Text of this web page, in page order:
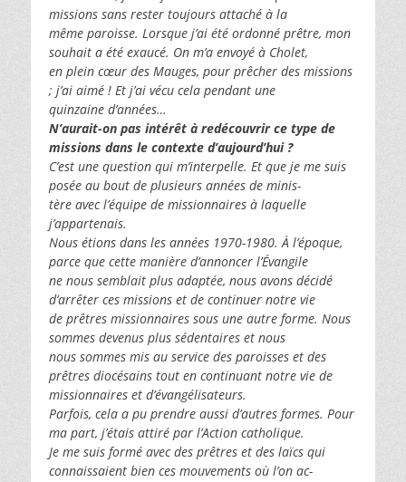
missions sans rester toujours attaché à la
même paroisse. Lorsque j’ai été ordonné prêtre, mon
souhait a été exaucé. On m’a envoyé à Cholet,
en plein cœur des Mauges, pour prêcher des missions
; j’ai aimé ! Et j’ai vécu cela pendant une
quinzaine d’années…
N’aurait-on pas intérêt à redécouvrir ce type de
missions dans le contexte d’aujourd’hui ?
C’est une question qui m’interpelle. Et que je me suis
posée au bout de plusieurs années de minis-
tère avec l’équipe de missionnaires à laquelle
j’appartenais.
Nous étions dans les années 1970-1980. À l’époque,
parce que cette manière d’annoncer l’Évangile
ne nous semblait plus adaptée, nous avons décidé
d’arrêter ces missions et de continuer notre vie
de prêtres missionnaires sous une autre forme. Nous
sommes devenus plus sédentaires et nous
nous sommes mis au service des paroisses et des
prêtres diocésains tout en continuant notre vie de
missionnaires et d’évangélisateurs.
Parfois, cela a pu prendre aussi d’autres formes. Pour
ma part, j’étais attiré par l’Action catholique.
Je me suis formé avec des prêtres et des laïcs qui
connaissaient bien ces mouvements où l’on ac-